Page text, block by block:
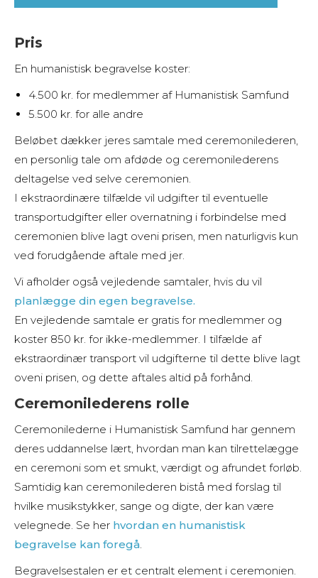
Pris
En humanistisk begravelse koster:
4.500 kr. for medlemmer af Humanistisk Samfund
5.500 kr. for alle andre
Beløbet dækker jeres samtale med ceremonilederen,
en personlig tale om afdøde og ceremonilederens
deltagelse ved selve ceremonien.
I ekstraordinære tilfælde vil udgifter til eventuelle
transportudgifter eller overnatning i forbindelse med
ceremonien blive lagt oveni prisen, men naturligvis kun
ved forudgående aftale med jer.
Vi afholder også vejledende samtaler, hvis du vil
planlægge din egen begravelse.
En vejledende samtale er gratis for medlemmer og
koster 850 kr. for ikke-medlemmer. I tilfælde af
ekstraordinær transport vil udgifterne til dette blive lagt
oveni prisen, og dette aftales altid på forhånd.
Ceremonilederens rolle
Ceremonilederne i Humanistisk Samfund har gennem
deres uddannelse lært, hvordan man kan tilrettelægge
en ceremoni som et smukt, værdigt og afrundet forløb.
Samtidig kan ceremonilederen bistå med forslag til
hvilke musikstykker, sange og digte, der kan være
velegnede. Se her hvordan en humanistisk
begravelse kan foregå.
Begravelsestalen er et centralt element i ceremonien.